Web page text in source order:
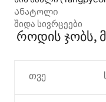
Ანატოლი
შიდა სივრცეები
როდის ჯობს,
თვე